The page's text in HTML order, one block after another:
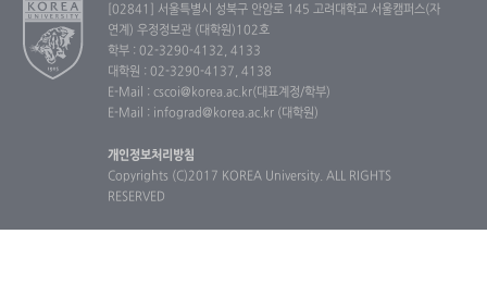
[02841] 서울특별시 성북구 안암로 145 고려대학교 서울캠퍼스(자
연계) 우정정보관 (대학원)102호
학부 : 02-3290-4132, 4133
대학원 : 02-3290-4137, 4138
E-Mail : cscoi@korea.ac.kr(대표계정/학부)
E-Mail : infograd@korea.ac.kr (대학원)
개인정보처리방침
Copyrights (C)2017 KOREA University. ALL RIGHTS
RESERVED